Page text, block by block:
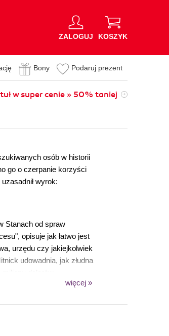
ZALOGUJ KOSZYK
Bony Podaruj prezent
w super cenie » 50% taniej
osób w historii
go o czerpanie korzyści
wyrok:
Stanach od spraw
opisuje jak łatwo jest
urzędu czy jakiejkolwiek
udowadnia, jak złudna
więcej »